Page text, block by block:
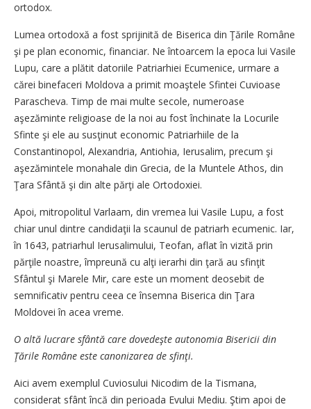
ortodox.
Lumea ortodoxă a fost sprijinită de Biserica din Ţările Române
şi pe plan economic, financiar. Ne întoarcem la epoca lui Vasile
Lupu, care a plătit datoriile Patriarhiei Ecumenice, urmare a
cărei binefaceri Moldova a primit moaştele Sfintei Cuvioase
Parascheva. Timp de mai multe secole, numeroase
aşezăminte religioase de la noi au fost închinate la Locurile
Sfinte şi ele au susţinut economic Patriarhiile de la
Constantinopol, Alexandria, Antiohia, Ierusalim, precum şi
aşezămintele monahale din Grecia, de la Muntele Athos, din
Ţara Sfântă şi din alte părţi ale Ortodoxiei.
Apoi, mitropolitul Varlaam, din vremea lui Vasile Lupu, a fost
chiar unul dintre candidaţii la scaunul de patriarh ecumenic. Iar,
în 1643, patriarhul Ierusalimului, Teofan, aflat în vizită prin
părţile noastre, împreună cu alţi ierarhi din ţară au sfinţit
Sfântul şi Marele Mir, care este un moment deosebit de
semnificativ pentru ceea ce însemna Biserica din Ţara
Moldovei în acea vreme.
O altă lucrare sfântă care dovedeşte autonomia Bisericii din
Ţările Române este canonizarea de sfinţi.
Aici avem exemplul Cuviosului Nicodim de la Tismana,
considerat sfânt încă din perioada Evului Mediu. Ştim apoi de